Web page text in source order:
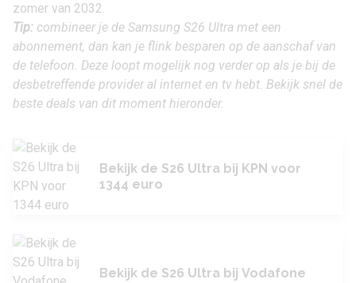
zomer van 2032.
Tip: combineer je de Samsung S26 Ultra met een
abonnement, dan kan je flink besparen op de aanschaf van
de telefoon. Deze loopt mogelijk nog verder op als je bij de
desbetreffende provider al internet en tv hebt. Bekijk snel de
beste deals van dit moment hieronder.
Bekijk de S26 Ultra bij KPN voor
1344 euro
Bekijk de S26 Ultra bij Vodafone